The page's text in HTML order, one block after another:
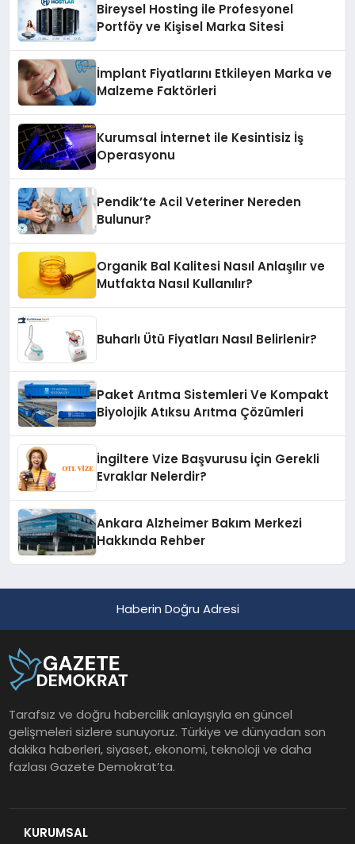
Bireysel Hosting ile Profesyonel
Portföy ve Kişisel Marka Sitesi
İmplant Fiyatlarını Etkileyen Marka ve
Malzeme Faktörleri
Kurumsal İnternet ile Kesintisiz İş
Operasyonu
Pendik’te Acil Veteriner Nereden
Bulunur?
Organik Bal Kalitesi Nasıl Anlaşılır ve
Mutfakta Nasıl Kullanılır?
Buharlı Ütü Fiyatları Nasıl Belirlenir?
Paket Arıtma Sistemleri Ve Kompakt
Biyolojik Atıksu Arıtma Çözümleri
İngiltere Vize Başvurusu İçin Gerekli
Evraklar Nelerdir?
Ankara Alzheimer Bakım Merkezi
Hakkında Rehber
Haberin Doğru Adresi
Tarafsız ve doğru habercilik anlayışıyla en güncel
gelişmeleri sizlere sunuyoruz. Türkiye ve dünyadan son
dakika haberleri, siyaset, ekonomi, teknoloji ve daha
fazlası Gazete Demokrat’ta.
KURUMSAL